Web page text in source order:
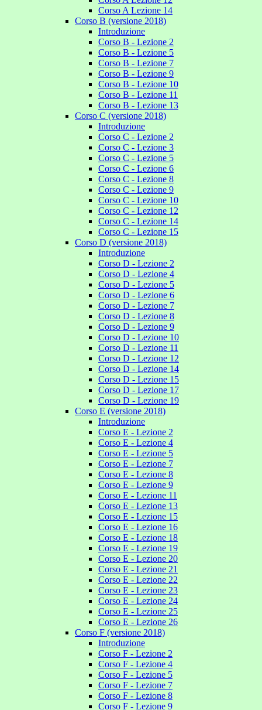
Corso A Lezione 14
Corso B (versione 2018)
Introduzione
Corso B - Lezione 2
Corso B - Lezione 5
Corso B - Lezione 7
Corso B - Lezione 9
Corso B - Lezione 10
Corso B - Lezione 11
Corso B - Lezione 13
Corso C (versione 2018)
Introduzione
Corso C - Lezione 2
Corso C - Lezione 3
Corso C - Lezione 5
Corso C - Lezione 6
Corso C - Lezione 8
Corso C - Lezione 9
Corso C - Lezione 10
Corso C - Lezione 12
Corso C - Lezione 14
Corso C - Lezione 15
Corso D (versione 2018)
Introduzione
Corso D - Lezione 2
Corso D - Lezione 4
Corso D - Lezione 5
Corso D - Lezione 6
Corso D - Lezione 7
Corso D - Lezione 8
Corso D - Lezione 9
Corso D - Lezione 10
Corso D - Lezione 11
Corso D - Lezione 12
Corso D - Lezione 14
Corso D - Lezione 15
Corso D - Lezione 17
Corso D - Lezione 19
Corso E (versione 2018)
Introduzione
Corso E - Lezione 2
Corso E - Lezione 4
Corso E - Lezione 5
Corso E - Lezione 7
Corso E - Lezione 8
Corso E - Lezione 9
Corso E - Lezione 11
Corso E - Lezione 13
Corso E - Lezione 15
Corso E - Lezione 16
Corso E - Lezione 18
Corso E - Lezione 19
Corso E - Lezione 20
Corso E - Lezione 21
Corso E - Lezione 22
Corso E - Lezione 23
Corso E - Lezione 24
Corso E - Lezione 25
Corso E - Lezione 26
Corso F (versione 2018)
Introduzione
Corso F - Lezione 2
Corso F - Lezione 4
Corso F - Lezione 5
Corso F - Lezione 7
Corso F - Lezione 8
Corso F - Lezione 9